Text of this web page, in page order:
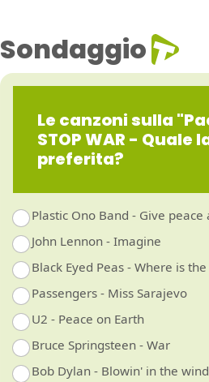
Sondaggio
Le canzoni sulla
STOP WAR - Quale
preferita?
Plastic Ono Band - Give peace
John Lennon - Imagine
Black Eyed Peas - Where is
Passengers - Miss Sarajevo
U2 - Peace on Earth
Bruce Springsteen - War
Bob Dylan - Blowin' in the wind